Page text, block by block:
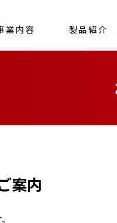
業内容 製品紹介
案内